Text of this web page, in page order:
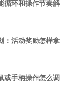
循环和操作节奏解
：活动奖励怎样拿
或手柄操作怎么调